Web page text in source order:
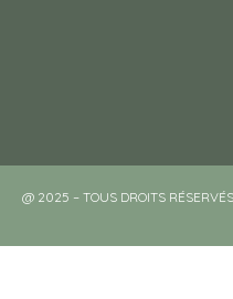
@ 2025 – TOUS DROITS